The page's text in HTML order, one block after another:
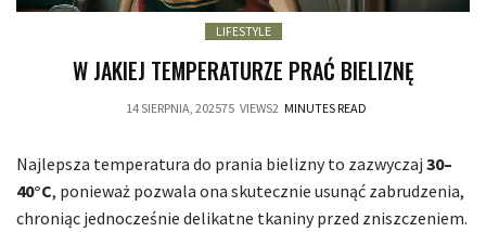
LIFESTYLE
W JAKIEJ TEMPERATURZE PRAĆ BIELIZNĘ
14 SIERPNIA, 202575 VIEWS2 MINUTES READ
Najlepsza temperatura do prania bielizny to zazwyczaj 30–
40°C, ponieważ pozwala ona skutecznie usunąć zabrudzenia,
chroniąc jednocześnie delikatne tkaniny przed zniszczeniem.